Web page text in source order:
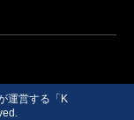
運営する「K